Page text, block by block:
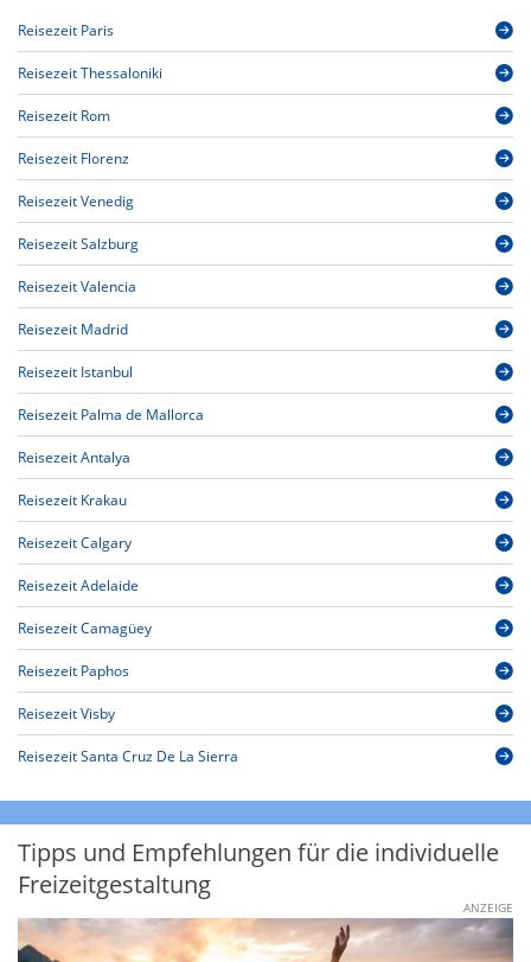
Reisezeit Paris
Reisezeit Thessaloniki
Reisezeit Rom
Reisezeit Florenz
Reisezeit Venedig
Reisezeit Salzburg
Reisezeit Valencia
Reisezeit Madrid
Reisezeit Istanbul
Reisezeit Palma de Mallorca
Reisezeit Antalya
Reisezeit Krakau
Reisezeit Calgary
Reisezeit Adelaide
Reisezeit Camagüey
Reisezeit Paphos
Reisezeit Visby
Reisezeit Santa Cruz De La Sierra
Tipps und Empfehlungen für die individuelle
Freizeitgestaltung
ANZEIGE